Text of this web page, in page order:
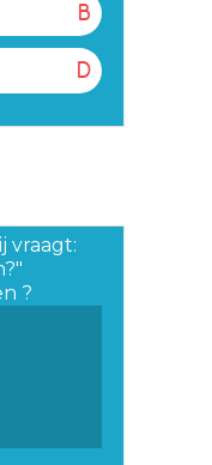
B
D
vraagt:
?